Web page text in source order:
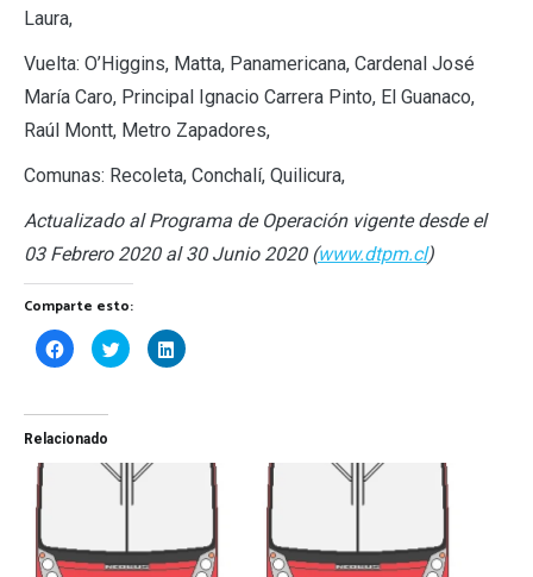
Laura,
Vuelta: O’Higgins, Matta, Panamericana, Cardenal José
María Caro, Principal Ignacio Carrera Pinto, El Guanaco,
Raúl Montt, Metro Zapadores,
Comunas: Recoleta, Conchalí, Quilicura,
Actualizado al Programa de Operación vigente desde el
03 Febrero 2020 al 30 Junio 2020 (www.dtpm.cl)
Comparte esto:
Haz
clic
Facebook
abre
ventana
Haz
clic
en
una
ventana
nueva)
Haz
clic
ventana
Relacionado